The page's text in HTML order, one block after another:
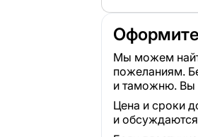
Мы можем
пожеланиям.
и таможню. Вы
Цена и сроки
и